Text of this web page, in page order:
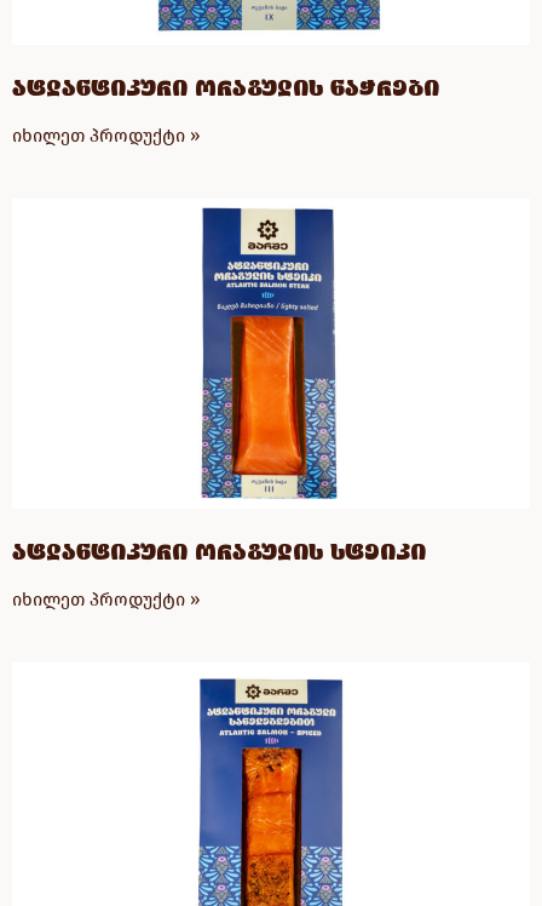
ატლანტიკური ორაგულის ნაჭრები
იხილეთ პროდუქტი »
ატლანტიკური ორაგულის სტეიკი
იხილეთ პროდუქტი »